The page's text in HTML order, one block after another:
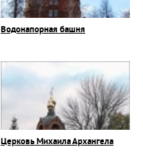
Водонапорная башня
Церковь Михаила Архангела